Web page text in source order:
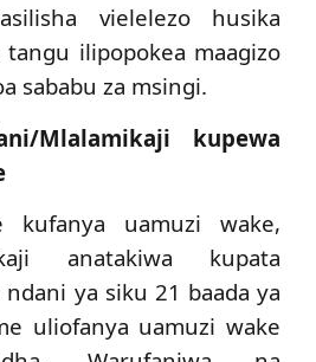
vielelezo husika
ilipopokea maagizo
sababu za msingi.
kupewa
kufanya uamuzi wake,
anatakiwa kupata
ya siku 21 baada ya
uliofanya uamuzi wake